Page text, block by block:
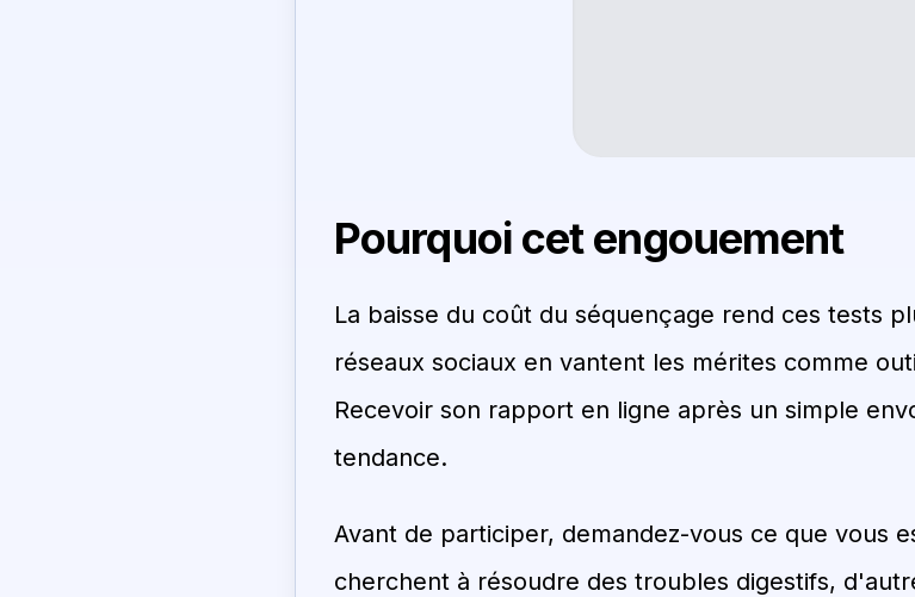
Pourquoi cet engouement
La baisse du coût du séquençage rend ces tests
réseaux sociaux en vantent les mérites comme
Recevoir son rapport en ligne après un simple
tendance.
Avant de participer, demandez-vous ce que vous
cherchent à résoudre des troubles digestifs,